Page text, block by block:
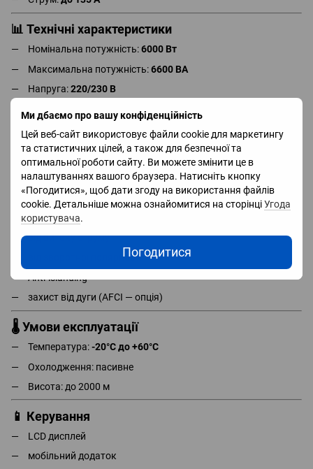
Ми дбаємо про вашу конфіденційність
Цей веб-сайт використовує файли cookie для маркетингу
та статистичних цілей, а також для безпечної та
оптимальної роботи сайту. Ви можете змінити це в
налаштуваннях вашого браузера. Натисніть кнопку
«Погодитися», щоб дати згоду на використання файлів
cookie. Детальніше можна ознайомитися на сторінціУгода
користувача.
Погодитися
📊 Технічні характеристики
Номінальна потужність:6000 Вт
Максимальна потужність:6600 ВА
Напруга:220/230 В
Частота:
MPPT:
2 трекери
Рівень шуму:<35 дБ
🛡 Захист
від короткого замикання
від перенапруги
від витоку струму
від зворотної полярності
Anti-islanding
захист від дуги (AFCI — опція)
🌡 Умови експлуатації
Температура:-20°C до +60°C
Охолодження: пасивне
Висота: до 2000 м
📱 Керування
LCD дисплей
мобільний додаток